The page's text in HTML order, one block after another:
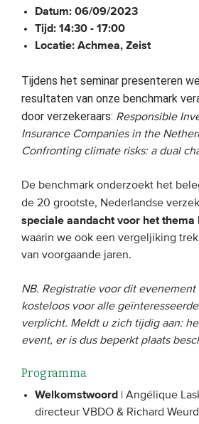
EVENEMENTEN
Van de VBDO
Van leden &
MEDIA
Publicaties
Video’s
WIE WE ZIJN
Onze leden
Datum:06/09/2023
Tijd:14:30 - 17:00
Locatie:Achmea, Zeist
Tijdens het seminar presenteren
resultaten van onze benchmark
door verzekeraars: Responsible
Insurance Companies in the
Confronting climate risks: a dual
De benchmark onderzoekt het
de 20 grootste, Nederlandse
speciale aandacht voor het thema
waarin we ook een vergeljiking
van voorgaande jaren.
NB. Registratie voor dit evenement
kosteloos voor alle
verplicht. Meldt u zich tijdig aan:
event, er is dus beperkt plaats
Programma
Welkomstwoord
| Angélique
directeur VBDO & Richard